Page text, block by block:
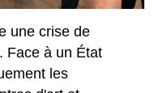
une crise de
Face à un État
les